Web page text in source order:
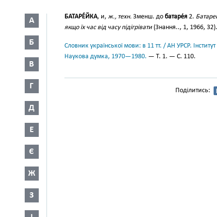
А
Б
В
Г
Д
Е
Є
Ж
З
БАТАРЕ́ЙКА, и, ж., техн. Зменш. до батаре́я 2.
якщо їх час від часу підігрівати (Знання.., 1, 1966, 32).
Словник української мови: в 11 тт. / АН УРСР.
Наукова думка, 1970—1980. — Т. 1. — С. 110.
Поділитись: